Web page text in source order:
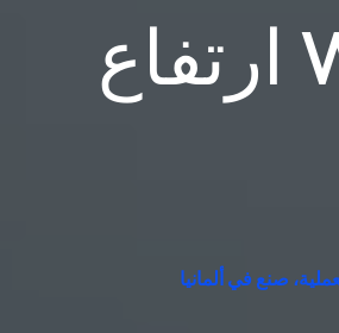
ارتفاع WBC في تحليل الدم: الأسباب، الأنماط،
صنع في ألمانيا